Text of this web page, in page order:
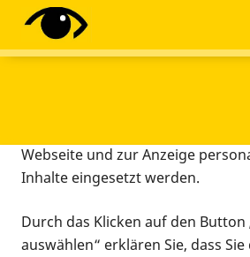
Diese Webseite setzt
Tracking-Tools ein. Dies
Webseite und zur Anzeige
Inhalte eingesetzt werden.
Durch das Klicken auf den Button
auswählen“ erklären Sie, dass